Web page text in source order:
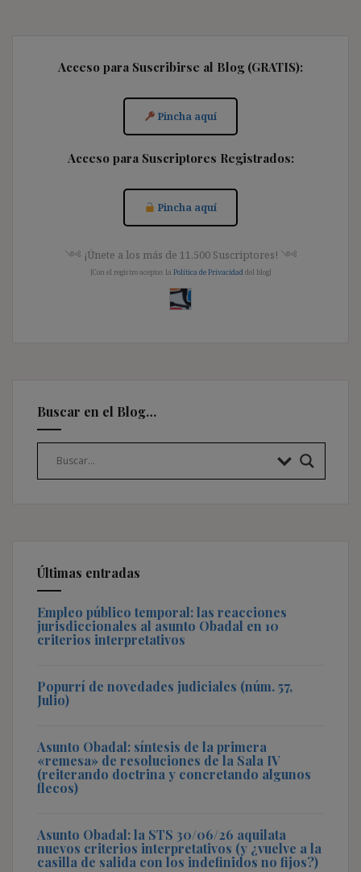
Acceso para Suscribirse al Blog (GRATIS):
Pincha aquí
Acceso para Suscriptores Registrados:
Pincha aquí
༺ ¡Únete a los más de 11.500 Suscriptores! ༺
[Con el registro aceptas la Política de Privacidad del blog]
Buscar en el Blog…
Últimas entradas
Empleo público temporal: las reacciones
jurisdiccionales al asunto Obadal en 10
criterios interpretativos
Popurrí de novedades judiciales (núm. 57,
Julio)
Asunto Obadal: síntesis de la primera
«remesa» de resoluciones de la Sala IV
(reiterando doctrina y concretando algunos
flecos)
Asunto Obadal: la STS 30/06/26 aquilata
nuevos criterios interpretativos (y ¿vuelve a la
casilla de salida con los indefinidos no fijos?)